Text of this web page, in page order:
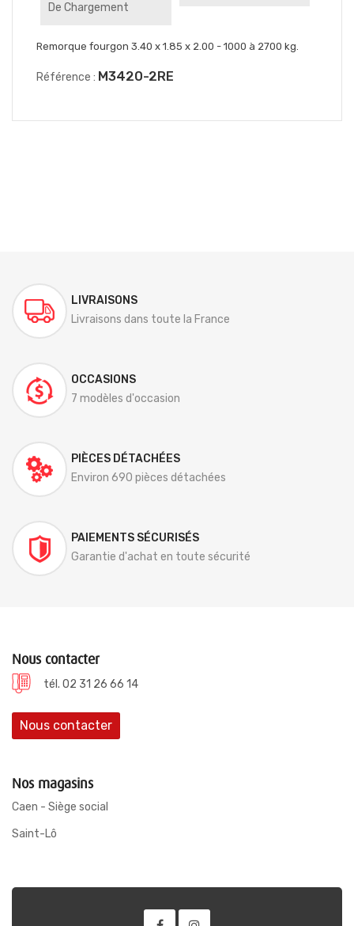
De Chargement
Remorque fourgon 3.40 x 1.85 x 2.00 - 1000 à 2700 kg.
Référence : M3420-2RE
LIVRAISONS
Livraisons dans toute la France
OCCASIONS
7 modèles d'occasion
PIÈCES DÉTACHÉES
Environ 690 pièces détachées
PAIEMENTS SÉCURISÉS
Garantie d'achat en toute sécurité
Nous contacter
tél. 02 31 26 66 14
Nous contacter
Nos magasins
Caen - Siège social
Saint-Lô